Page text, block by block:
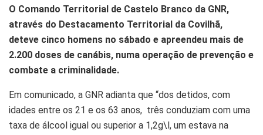
O Comando Territorial de Castelo Branco da GNR,
através do Destacamento Territorial da Covilhã,
deteve cinco homens no sábado e apreendeu mais de
2.200 doses de canábis, numa operação de prevenção e
combate a criminalidade.
Em comunicado, a GNR adianta que “dos detidos, com
idades entre os 21 e os 63 anos, três conduziam com uma
taxa de álcool igual ou superior a 1,2g\l, um estava na